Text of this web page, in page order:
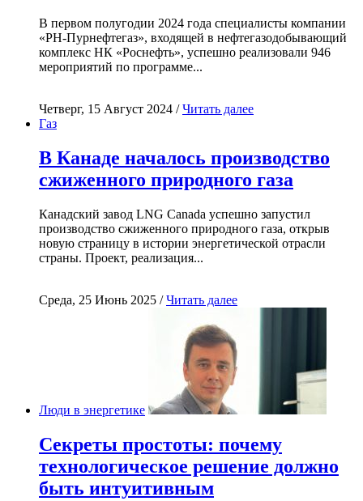
В первом полугодии 2024 года специалисты компании
«РН-Пурнефтегаз», входящей в нефтегазодобывающий
комплекс НК «Роснефть», успешно реализовали 946
мероприятий по программе...
Четверг, 15 Август 2024 /Читать далее
Газ
В Канаде началось производство
сжиженного природного газа
Канадский завод LNG Canada успешно запустил
производство сжиженного природного газа, открыв
новую страницу в истории энергетической отрасли
страны. Проект, реализация...
Среда, 25 Июнь 2025 /Читать далее
Люди в энергетике
Секреты простоты: почему
технологическое решение должно
быть интуитивным